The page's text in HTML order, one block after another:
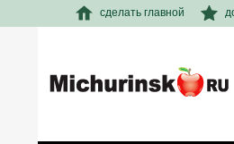
сделать главной